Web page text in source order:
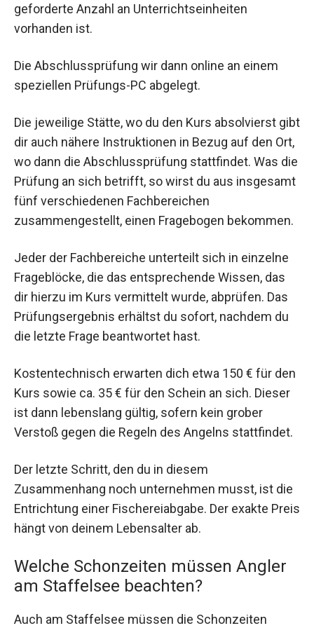
geforderte Anzahl an Unterrichtseinheiten
vorhanden ist.
Die Abschlussprüfung wir dann online an einem
speziellen Prüfungs-PC abgelegt.
Die jeweilige Stätte, wo du den Kurs absolvierst gibt
dir auch nähere Instruktionen in Bezug auf den Ort,
wo dann die Abschlussprüfung stattfindet. Was die
Prüfung an sich betrifft, so wirst du aus insgesamt
fünf verschiedenen Fachbereichen
zusammengestellt, einen Fragebogen bekommen.
Jeder der Fachbereiche unterteilt sich in einzelne
Frageblöcke, die das entsprechende Wissen, das
dir hierzu im Kurs vermittelt wurde, abprüfen. Das
Prüfungsergebnis erhältst du sofort, nachdem du
die letzte Frage beantwortet hast.
Kostentechnisch erwarten dich etwa 150 € für den
Kurs sowie ca. 35 € für den Schein an sich. Dieser
ist dann lebenslang gültig, sofern kein grober
Verstoß gegen die Regeln des Angelns stattfindet.
Der letzte Schritt, den du in diesem
Zusammenhang noch unternehmen musst, ist die
Entrichtung einer Fischereiabgabe. Der exakte Preis
hängt von deinem Lebensalter ab.
Welche Schonzeiten müssen Angler
am Staffelsee beachten?
Auch am Staffelsee müssen die Schonzeiten